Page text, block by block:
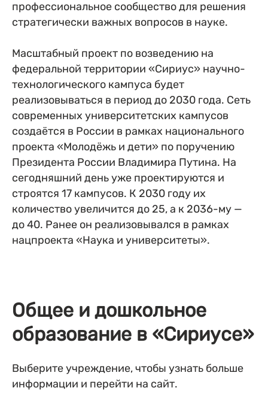
профессиональное сообщество для решения
стратегически важных вопросов в науке.
Масштабный проект по возведению на
федеральной территории «Сириус» научно-
технологического кампуса будет
реализовываться в период до 2030 года. Сеть
современных университетских кампусов
создаётся в России в рамках национального
проекта «Молодёжь и дети» по поручению
Президента России Владимира Путина. На
сегодняшний день уже проектируются и
строятся 17 кампусов. К 2030 году их
количество увеличится до 25, а к 2036-му —
до 40. Ранее он реализовывался в рамках
нацпроекта «Наука и университеты».
Общее и дошкольное
образование в «Сириусе»
Выберите учреждение, чтобы узнать больше
информации и перейти на сайт.